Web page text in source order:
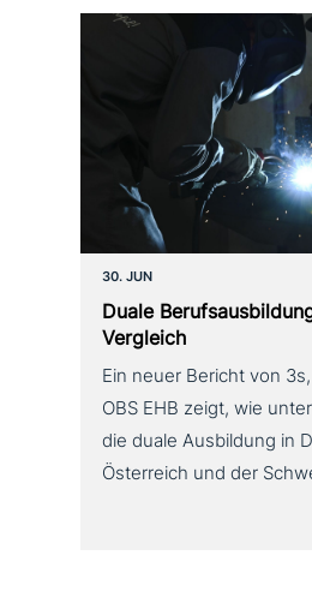
30. JUN
Duale
Vergleich
Ein neuer Bericht von
OBS EHB zeigt, wie
die duale Ausbildung in
Österreich und der